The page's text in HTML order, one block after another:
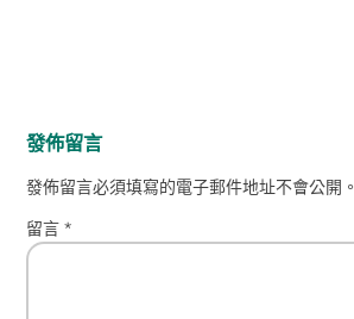
發佈留言
發佈留言必須填寫的電子郵件地址不會公開。
留言*